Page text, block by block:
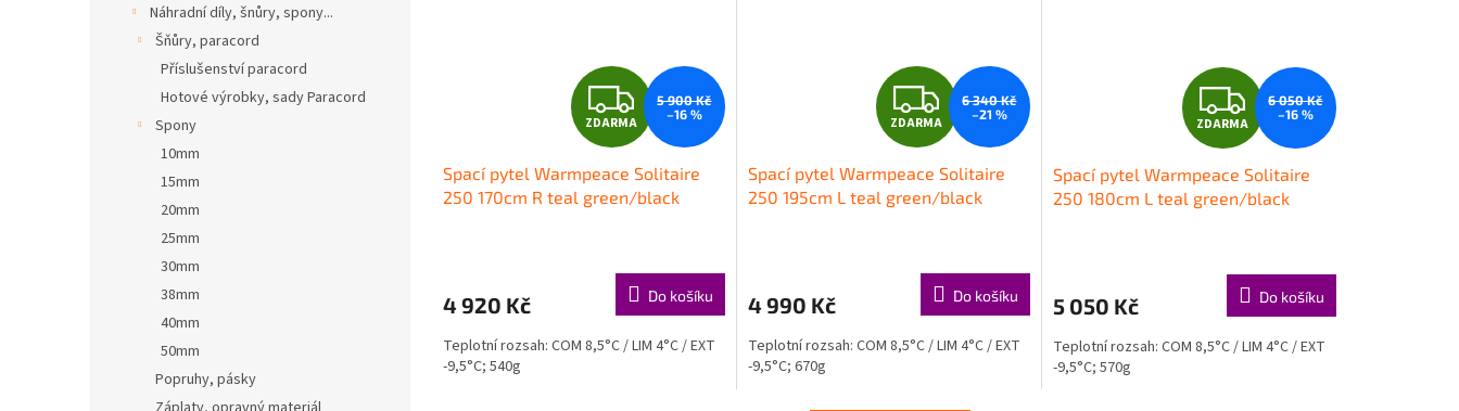
Náhradní díly, šnůry, spony...
Šňůry, paracord
Příslušenství paracord
Hotové výrobky, sady Paracord
Spony
10mm
15mm
20mm
25mm
30mm
38mm
40mm
50mm
Popruhy, pásky
Z
D
A
M
A
ZDARMA
5 900 Kč
–16 %
Spací pytel Warmpeace Solitaire
250 170cm R teal green/black
4 920 Kč Do košíku
Teplotní rozsah: COM 8,5°C / LIM 4°C / EXT
-9,5°C; 540g
Z
D
A
M
A
ZDARMA
6 340 Kč
–21 %
Spací pytel Warmpeace Solitaire
250 195cm L teal green/black
4 990 Kč Do košíku
Teplotní rozsah: COM 8,5°C / LIM 4°C / EXT
-9,5°C; 670g
Z
D
A
M
A
ZDARMA
6 050 Kč
–16 %
Spací pytel Warmpeace Solitaire
250 180cm L teal green/black
5 050 Kč Do košíku
Teplotní rozsah: COM 8,5°C / LIM 4°C / EXT
-9,5°C; 570g